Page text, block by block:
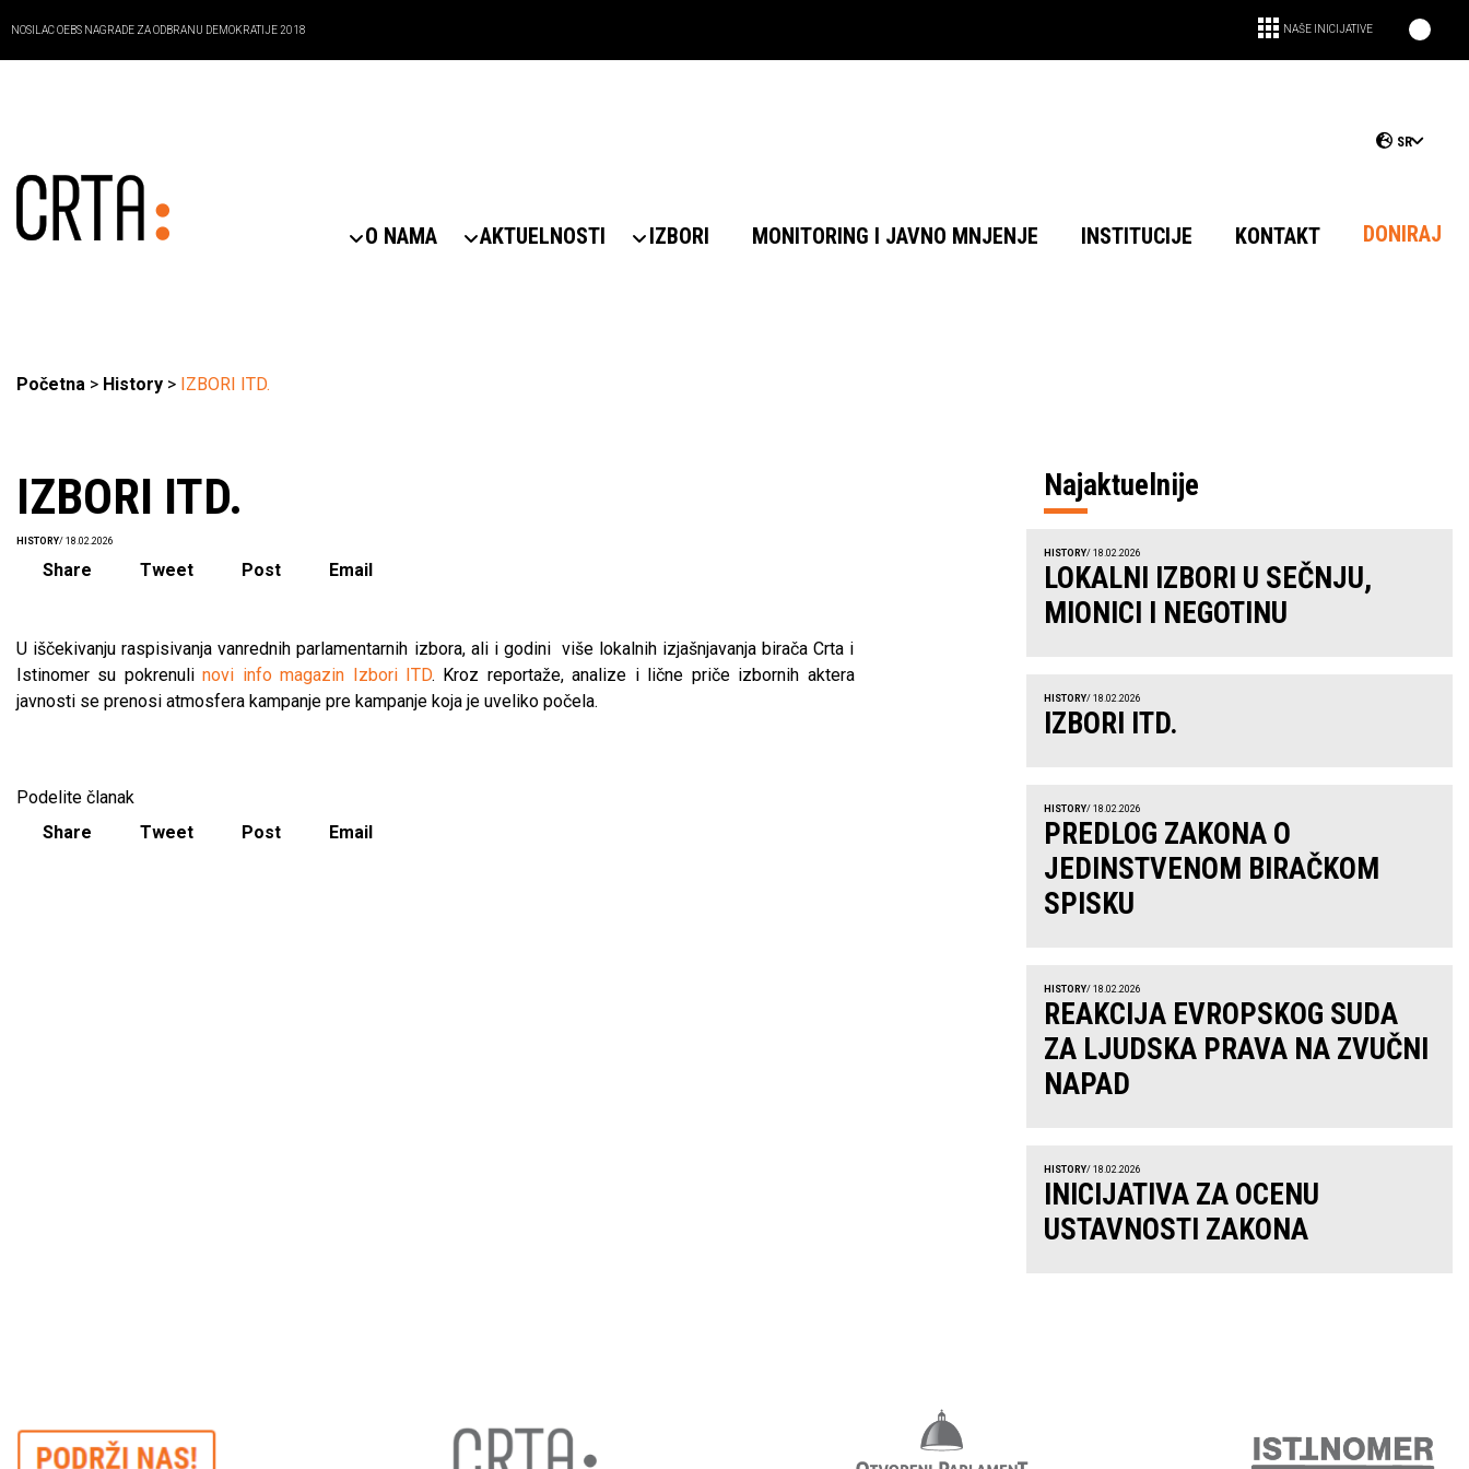
NOSILAC OEBS NAGRADE ZA ODBRANU DEMOKRATIJE 2018 NAŠE INICIJATIVE
SR
O NAMA AKTUELNOSTI IZBORI MONITORING I JAVNO MNJENJE INSTITUCIJE KONTAKT DONIRAJ
Početna > History > IZBORI ITD.
IZBORI ITD.
HISTORY/ 18.02.2026
Share Tweet Post Email
U iščekivanju raspisivanja vanrednih parlamentarnih izbora, ali i godini više lokalnih izjašnjavanja birača Crta i
Istinomer su pokrenulinovi info magazin Izbori ITD. Kroz reportaže, analize i lične priče izbornih aktera
javnosti se prenosi atmosfera kampanje pre kampanje koja je uveliko počela.
Podelite članak
Share
Tweet Post Email
Najaktuelnije
HISTORY/ 18.02.2026
LOKALNI IZBORI U SEČNJU,
MIONICI I NEGOTINU
HISTORY/ 18.02.2026
IZBORI ITD.
HISTORY/ 18.02.2026
PREDLOG ZAKONA O
JEDINSTVENOM BIRAČKOM
SPISKU
HISTORY/ 18.02.2026
REAKCIJA EVROPSKOG SUDA
ZA LJUDSKA PRAVA NA ZVUČNI
NAPAD
HISTORY/ 18.02.2026
INICIJATIVA ZA OCENU
USTAVNOSTI ZAKONA